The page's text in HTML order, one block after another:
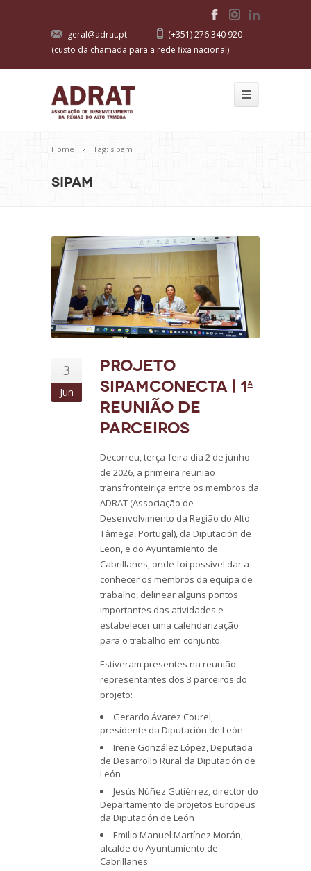
geral@adrat.pt
(+351) 276 340 920
(custo da chamada para a rede fixa nacional)
Home Tag: sipam
sipam
3
Jun
Projeto
SIPAMCONECTA | 1ª
Reunião de
parceiros
Decorreu, terça-feira dia 2 de junho
de 2026, a primeira reunião
transfronteiriça entre os membros da
ADRAT (Associação de
Desenvolvimento da Região do Alto
Tâmega, Portugal), da Diputación de
Leon, e do Ayuntamiento de
Cabrillanes, onde foi possível dar a
conhecer os membros da equipa de
trabalho, delinear alguns pontos
importantes das atividades e
estabelecer uma calendarização
para o trabalho em conjunto.
Estiveram presentes na reunião
representantes dos 3 parceiros do
projeto:
Gerardo Ávarez Courel,
presidente da Diputación de León
Irene González López, Deputada
de Desarrollo Rural da Diputación de
León
Jesús Núñez Gutiérrez, director do
Departamento de projetos Europeus
da Diputación de León
Emilio Manuel Martínez Morán,
alcalde do Ayuntamiento de
Cabrillanes